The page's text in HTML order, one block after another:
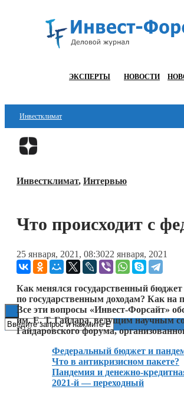
ЭКСПЕРТЫ НОВОСТИ
Инвестклимат
Финансы
Блокчейн
ESG
Инвестклимат, Интервью
Что происходит с
25 января, 2021, 08:3022 января, 2021
Как менялся государственный
по государственным доходам? Как на
Все эти вопросы «Инвест-Форсайт»
им. Е. Т. Гайдара, ведущим научным
Гайдаровского форума,
Федеральный бюджет и
Что в антикризисном пакете?
Пандемия и денежно-
2021-й — переходный